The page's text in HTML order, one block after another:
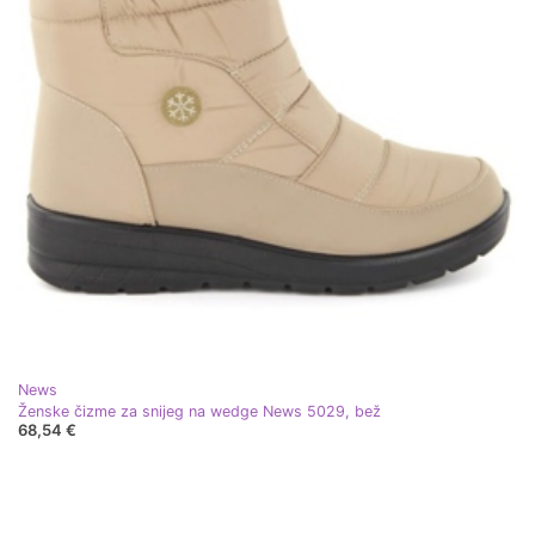
News
Ženske čizme za snijeg na wedge News 5029, bež
68,54 €